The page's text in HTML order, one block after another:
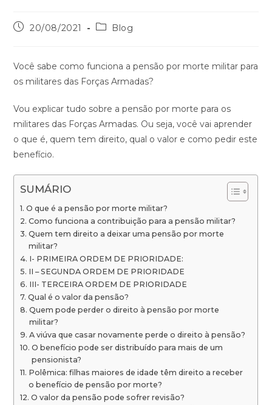
20/08/2021 Blog
Você sabe como funciona a pensão por morte militar para
os militares das Forças Armadas?
Vou explicar tudo sobre a pensão por morte para os
militares das Forças Armadas. Ou seja, você vai aprender
o que é, quem tem direito, qual o valor e como pedir este
benefício.
SUMÁRIO
O que é a pensão por morte militar?
Como funciona a contribuição para a pensão militar?
Quem tem direito a deixar uma pensão por morte
militar?
I- PRIMEIRA ORDEM DE PRIORIDADE:
II – SEGUNDA ORDEM DE PRIORIDADE
III- TERCEIRA ORDEM DE PRIORIDADE
Qual é o valor da pensão?
Quem pode perder o direito à pensão por morte
militar?
A viúva que casar novamente perde o direito à pensão?
O benefício pode ser distribuído para mais de um
pensionista?
Polêmica: filhas maiores de idade têm direito a receber
o benefício de pensão por morte?
O valor da pensão pode sofrer revisão?